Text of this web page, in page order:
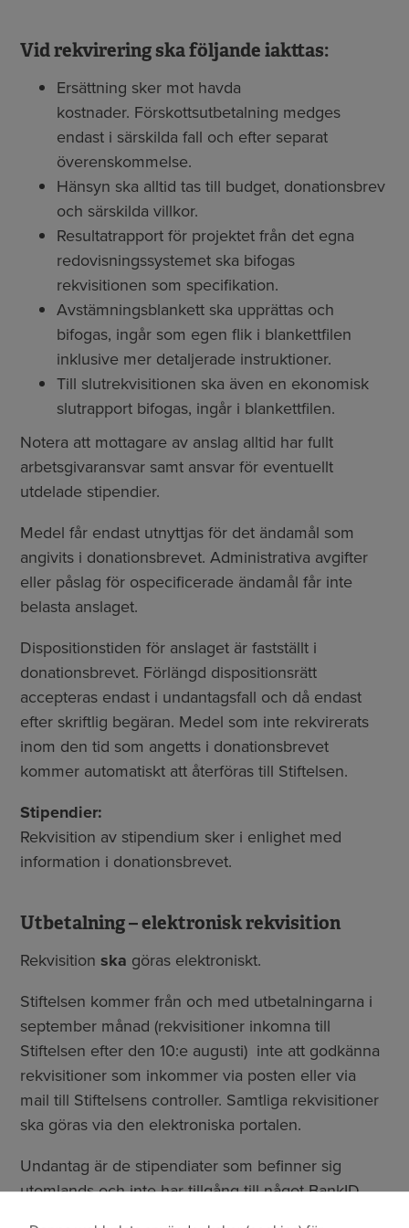
Vid rekvirering ska följande iakttas:
Ersättning sker mot havda
kostnader. Förskottsutbetalning medges
endast i särskilda fall och efter separat
överenskommelse.
Hänsyn ska alltid tas till budget, donationsbrev
och särskilda villkor.
Resultatrapport för projektet från det egna
redovisningssystemet ska bifogas
rekvisitionen som specifikation.
Avstämningsblankett ska upprättas och
bifogas, ingår som egen flik i blankettfilen
inklusive mer detaljerade instruktioner.
Till slutrekvisitionen ska även en ekonomisk
slutrapport bifogas, ingår i blankettfilen.
Notera att mottagare av anslag alltid har fullt
arbetsgivaransvar samt ansvar för eventuellt
utdelade stipendier.
Medel får endast utnyttjas för det ändamål som
angivits i donationsbrevet. Administrativa avgifter
eller påslag för ospecificerade ändamål får inte
belasta anslaget.
Dispositionstiden för anslaget är fastställt i
donationsbrevet. Förlängd dispositionsrätt
accepteras endast i undantagsfall och då endast
efter skriftlig begäran. Medel som inte rekvirerats
inom den tid som angetts i donationsbrevet
kommer automatiskt att återföras till Stiftelsen.
Stipendier:
Rekvisition av stipendium sker i enlighet med
information i donationsbrevet.
Utbetalning – elektronisk rekvisition
Rekvisition ska göras elektroniskt.
Stiftelsen kommer från och med utbetalningarna i
september månad (rekvisitioner inkomna till
Stiftelsen efter den 10:e augusti) inte att godkänna
rekvisitioner som inkommer via posten eller via
mail till Stiftelsens controller. Samtliga rekvisitioner
ska göras via den elektroniska portalen.
Undantag är de stipendiater som befinner sig
utomlands och inte har tillgång till något BankID.